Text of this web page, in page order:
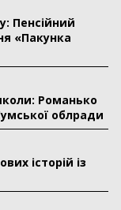
Пенсійний
«Пакунка
Романько
облради
історій із